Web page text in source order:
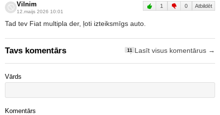
Vilnim
12.maijs 2026 10:01
1 0 Atbildēt
Tad tev Fiat multipla der, ļoti izteiksmīgs auto.
Tavs komentārs 11 Lasīt visus komentārus →
Vārds
Komentārs